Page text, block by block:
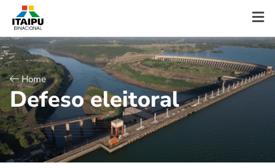
Home
Defeso eleitoral